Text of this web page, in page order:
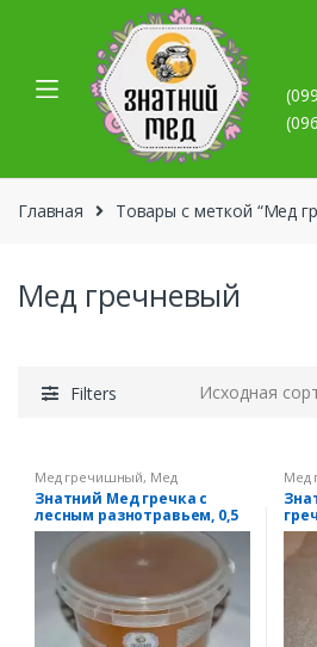
Skip to navigation
Главная Товары с меткой “Мед
Мед гречневый
Filters
Мед гречишный, Мед
натуральный
Знатний Мед гречка с
лесным разнотравьем, 0,5
л
Мед